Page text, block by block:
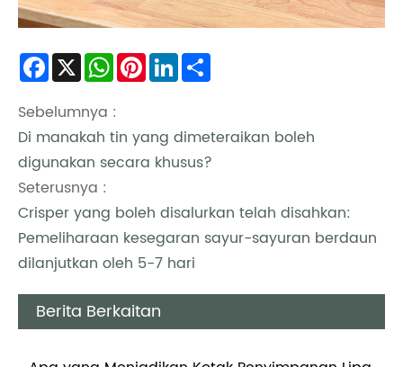
Facebook
X WhatsApp
PinterestLinkedIn
Sebelumnya :
Di manakah tin yang dimeteraikan boleh
digunakan secara khusus?
Seterusnya :
Crisper yang boleh disalurkan telah disahkan:
Pemeliharaan kesegaran sayur-sayuran berdaun
dilanjutkan oleh 5-7 hari
Berita Berkaitan